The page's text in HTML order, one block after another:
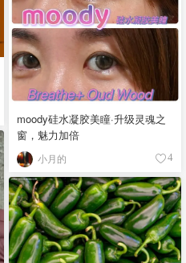
moody硅水凝胶美瞳·升级灵魂之
窗，魅力加倍
小月的 4